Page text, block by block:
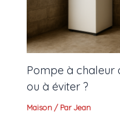
Pompe à chaleur
ou à éviter ?
Maison / ParJean